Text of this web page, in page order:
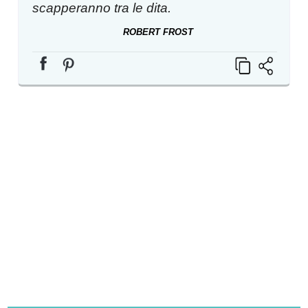
scapperanno tra le dita.
ROBERT FROST